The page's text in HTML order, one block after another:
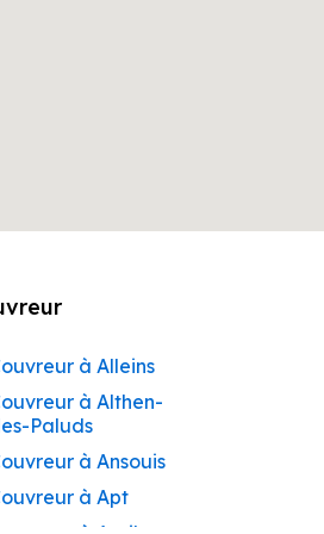
à Alleins
à Althen-
Paluds
à Ansouis
à Apt